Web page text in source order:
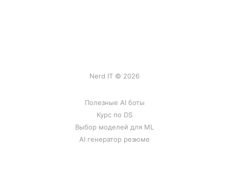
Nerd IT © 2026
Полезные AI боты
Курс по DS
Выбор моделей для ML
AI генератор резюме